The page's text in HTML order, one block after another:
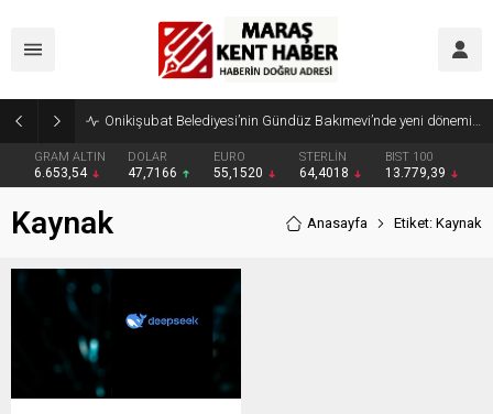
Onikişubat Belediyesi’nin Gündüz Bakımevi’nde yeni dönemin ön kayıtları başladı
GRAM ALTIN
6.653,54
DOLAR
47,7166
EURO
55,1520
STERLİN
64,4018
BIST 100
13.779,39
Kaynak Anasayfa Etiket: Kaynak